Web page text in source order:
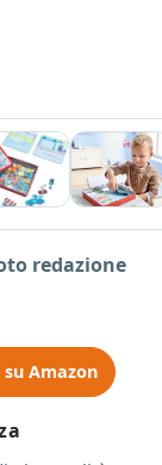
redazione
Amazon